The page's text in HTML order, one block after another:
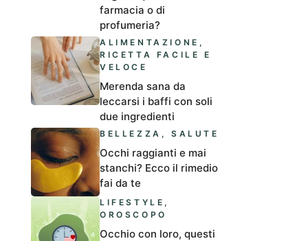
farmacia o di
profumeria?
ALIMENTAZIONE ,
RICETTA FACILE E
VELOCE
Merenda sana da
leccarsi i baffi con soli
due ingredienti
BELLEZZA ,SALUTE
Occhi raggianti e mai
stanchi? Ecco il rimedio
fai da te
LIFESTYLE ,
OROSCOPO
Occhio con loro, questi